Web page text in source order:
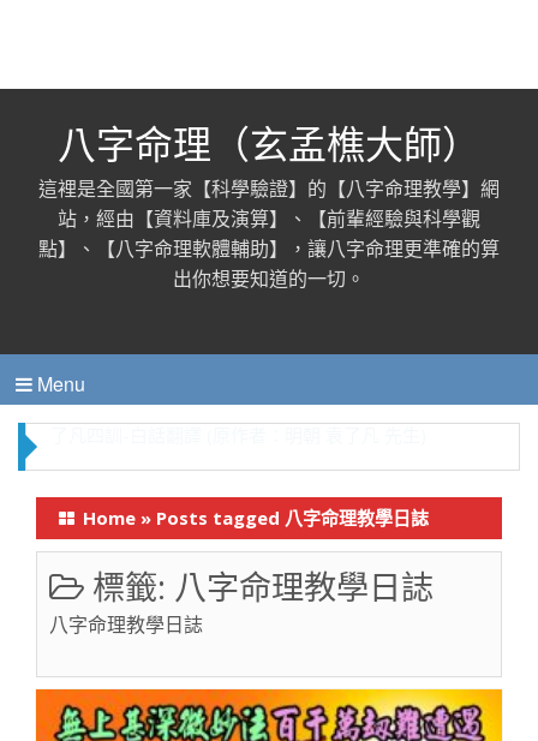
八字命理（玄孟樵大師）
這裡是全國第一家【科學驗證】的【八字命理教學】網
站，經由【資料庫及演算】、【前輩經驗與科學觀
點】、【八字命理軟體輔助】，讓八字命理更準確的算
出你想要知道的一切。
Menu
Home » Posts tagged 八字命理教學日誌
標籤: 八字命理教學日誌
八字命理教學日誌